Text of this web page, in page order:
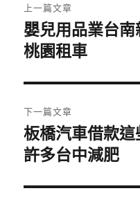
章
導
覽
上一篇文章
上
一
文
章:
嬰兒用品業台
桃園租車
下一篇文章
下
一
文
板橋汽車借款
許多台中減肥